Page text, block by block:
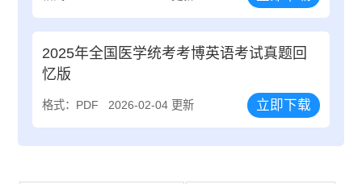
2025年全国医学统考考博英语考试真题回
忆版
格式：PDF 2026-02-04 更新 立即下载